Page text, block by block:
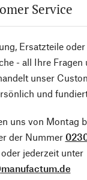
Service
Ersatzteile oder
- all Ihre Fragen
unser
und
uns von Montag
der Nummer
oder jederzeit unter